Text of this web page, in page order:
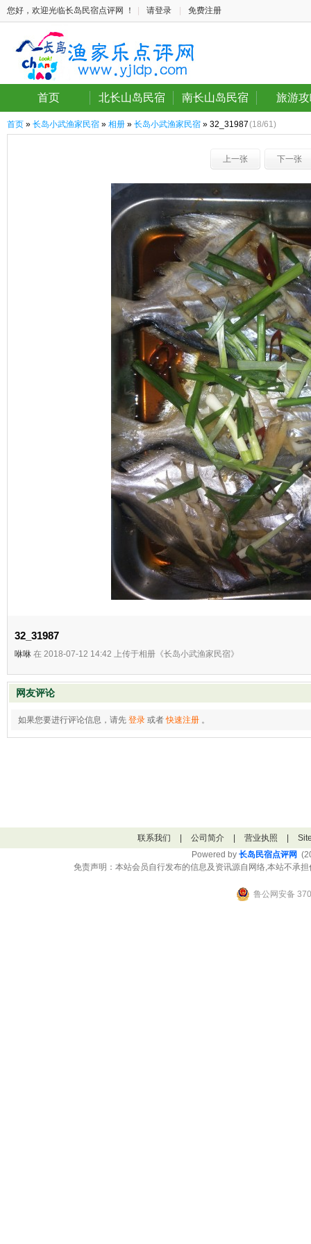
您好，欢迎光临长岛民宿点评网 ！ 请登录 免费注册
首页 北长山岛民宿 南长山岛民宿 旅游
首页 » 长岛小武渔家民宿 » 相册 » 长岛小武渔家民宿 » 32_31987(18/61)
上一张 下一张
32_31987
咻咻 在 2018-07-12 14:42 上传于相册《长岛小武渔家民宿》
网友评论
如果您要进行评论信息，请先 登录 或者快速注册 。
联系我们 公司简介 营业执照
Powered by 长岛民宿点评网
免责声明：本站会员自行发布的信息及资讯源自网络,本站不承
鲁公网安备